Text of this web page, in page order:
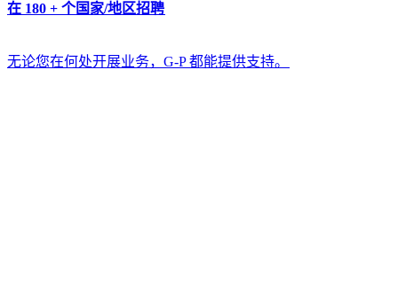
在 180 + 个国家/地区招聘​​
无论您在何处开展业务，G-P 都能提供支持。​​